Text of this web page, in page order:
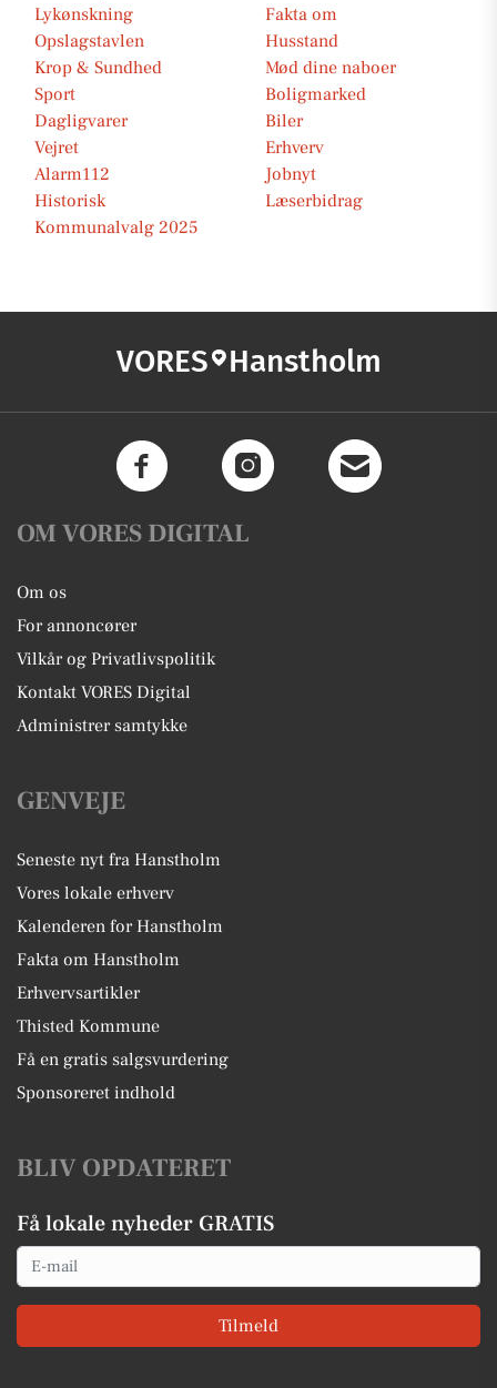
Lykønskning
Fakta om
Opslagstavlen
Husstand
Krop & Sundhed
Mød dine naboer
Sport
Boligmarked
Dagligvarer
Biler
Vejret
Erhverv
Alarm112
Jobnyt
Historisk
Læserbidrag
Kommunalvalg 2025
VORES Hanstholm
OM VORES DIGITAL
Om os
For annoncører
Vilkår og Privatlivspolitik
Kontakt VORES Digital
Administrer samtykke
GENVEJE
Seneste nyt fra Hanstholm
Vores lokale erhverv
Kalenderen for Hanstholm
Fakta om Hanstholm
Erhvervsartikler
Thisted Kommune
Få en gratis salgsvurdering
Sponsoreret indhold
BLIV OPDATERET
Få lokale nyheder GRATIS
Email
Tilmeld